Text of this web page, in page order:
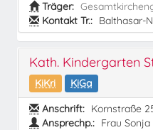
Träger:
Kontakt Tr.: Balthasar-
Kath. Kindergarten
KiKri
KiGa
Anschrift: Kornstraße
Ansprechp.: Frau